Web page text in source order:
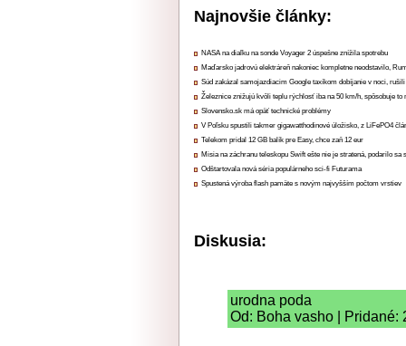
Najnovšie články:
NASA na diaľku na sonde Voyager 2 úspešne znížila spotrebu
Maďarsko jadrovú elektráreň nakoniec kompletne neodstavilo,
Súd zakázal samojazdiacim Google taxíkom dobíjanie v noci,
Železnice znižujú kvôli teplu rýchlosť iba na 50 km/h, spôsobuje to
Slovensko.sk má opäť technické problémy
V Poľsku spustili takmer gigawatthodinové úložisko, z LiFePO4
Telekom pridal 12 GB balík pre Easy, chce zaň 12 eur
Misia na záchranu teleskopu Swift ešte nie je stratená, podarilo sa
Odštartovala nová séria populárneho sci-fi Futurama
Spustená výroba flash pamäte s novým najvyšším počtom vrstiev
Diskusia:
urodna poda
Od: Boha vasho | Pridané: